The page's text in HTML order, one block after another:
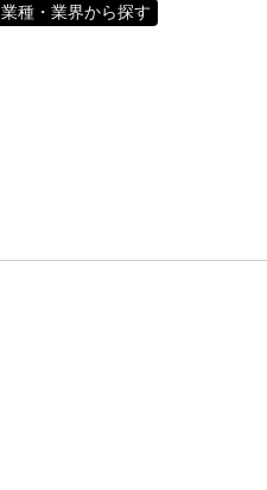
業種・業界から探す